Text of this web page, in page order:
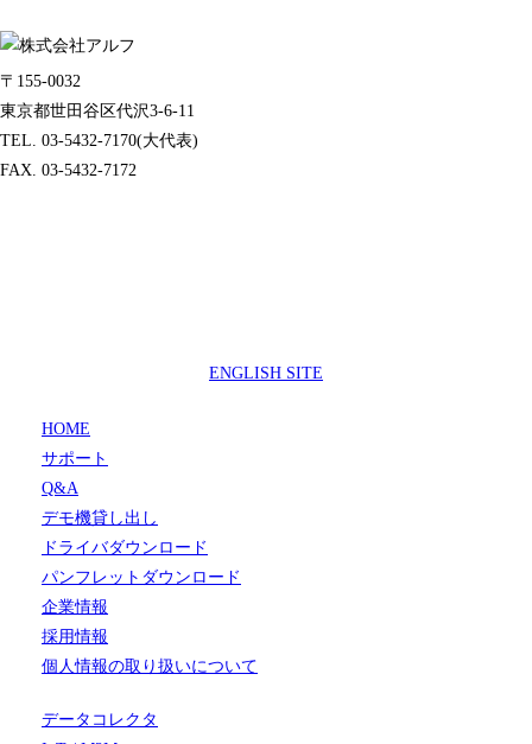
〒155-0032
東京都世田谷区代沢3-6-11
TEL. 03-5432-7170(大代表)
FAX. 03-5432-7172
ENGLISH SITE
HOME
サポート
Q&A
デモ機貸し出し
ドライバダウンロード
パンフレットダウンロード
企業情報
採用情報
個人情報の取り扱いについて
データコレクタ